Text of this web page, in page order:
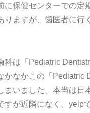
に保健センターでの定
りますが、歯医者に行
科は「Pediatric
かなかこの「Pediatric
まいました。本当は日
すが近隣になく、yelp